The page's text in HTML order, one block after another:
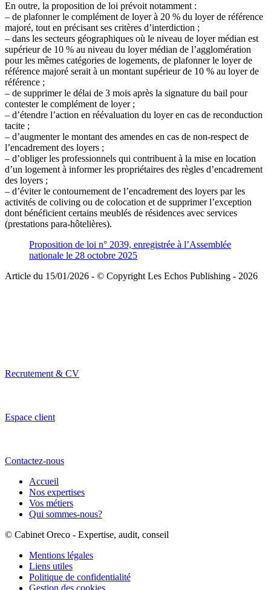
En outre, la proposition de loi prévoit notamment :
– de plafonner le complément de loyer à 20 % du loyer de référence
majoré, tout en précisant ses critères d’interdiction ;
– dans les secteurs géographiques où le niveau de loyer médian est
supérieur de 10 % au niveau du loyer médian de l’agglomération
pour les mêmes catégories de logements, de plafonner le loyer de
référence majoré serait à un montant supérieur de 10 % au loyer de
référence ;
– de supprimer le délai de 3 mois après la signature du bail pour
contester le complément de loyer ;
– d’étendre l’action en réévaluation du loyer en cas de reconduction
tacite ;
– d’augmenter le montant des amendes en cas de non-respect de
l’encadrement des loyers ;
– d’obliger les professionnels qui contribuent à la mise en location
d’un logement à informer les propriétaires des règles d’encadrement
des loyers ;
– d’éviter le contournement de l’encadrement des loyers par les
activités de coliving ou de colocation et de supprimer l’exception
dont bénéficient certains meublés de résidences avec services
(prestations para-hôtelières).
Proposition de loi n° 2039, enregistrée à l’Assemblée
nationale le 28 octobre 2025
Article du 15/01/2026 - © Copyright Les Echos Publishing - 2026
Recrutement & CV
Espace client
Contactez-nous
Accueil
Nos expertises
Vos métiers
Qui sommes-nous?
© Cabinet Oreco - Expertise, audit, conseil
Mentions légales
Liens utiles
Politique de confidentialité